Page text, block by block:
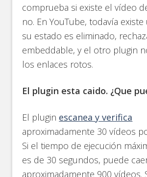
comprueba si existe el vídeo
no. En YouTube, todavía
su estado es eliminado,
embeddable, y el otro plugin
los enlaces rotos.
El plugin esta caido. ¿Que
El plugin escanea y verifica
aproximadamente 30 vídeos
Si el tiempo de ejecución
es de 30 segundos, puede
aproximadamente 900 vídeos.